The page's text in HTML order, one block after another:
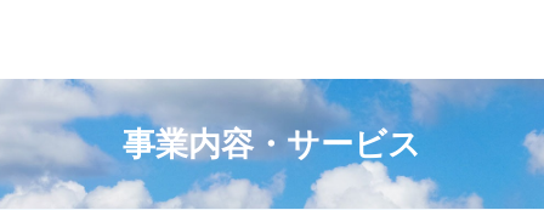
事業内容・サービス